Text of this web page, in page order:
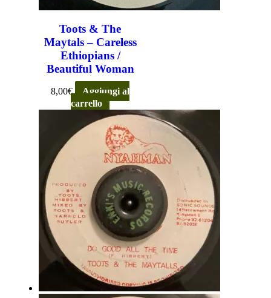
Toots & The
Maytals ‎– Careless
Ethiopians /
Beautiful Woman
8,00€
Aggiungi al
carrello